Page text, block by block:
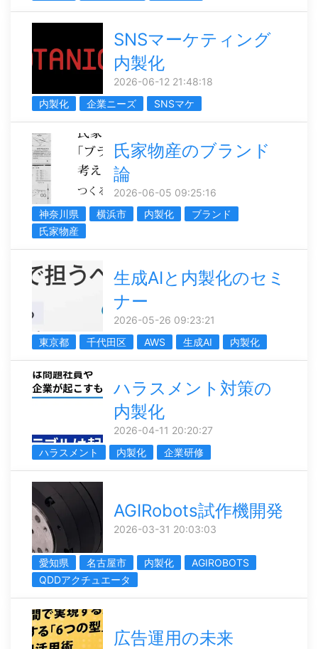
SNSマーケティング
内製化
2026-06-12 21:48:18
内製化
企業ニーズ SNSマケ
氏家物産のブランド
論
2026-06-05 09:25:16
神奈川県
横浜市 内製化
ブランド
氏家物産
生成AIと内製化のセミ
ナー
2026-05-26 09:23:21
東京都
千代田区 AWS 生成AI 内製化
ハラスメント対策の
内製化
2026-04-11 20:20:27
ハラスメント
内製化 企業研修
AGIRobots試作機開発
2026-03-31 20:03:03
愛知県 名古屋市 内製化
AGIROBOTS
QDDアクチュエータ
広告運用の未来